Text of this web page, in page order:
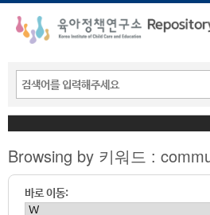
Browsing by 키워드 :
바로 이동: